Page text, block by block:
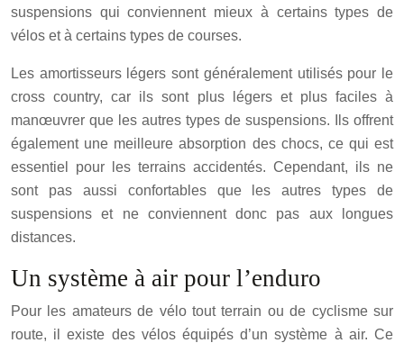
suspensions qui conviennent mieux à certains types de
vélos et à certains types de courses.
Les amortisseurs légers sont généralement utilisés pour le
cross country, car ils sont plus légers et plus faciles à
manœuvrer que les autres types de suspensions. Ils offrent
également une meilleure absorption des chocs, ce qui est
essentiel pour les terrains accidentés. Cependant, ils ne
sont pas aussi confortables que les autres types de
suspensions et ne conviennent donc pas aux longues
distances.
Un système à air pour l’enduro
Pour les amateurs de vélo tout terrain ou de cyclisme sur
route, il existe des vélos équipés d’un système à air. Ce